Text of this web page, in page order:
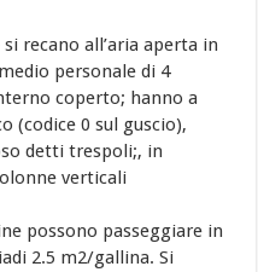
recano all’aria aperta in
personale di 4
coperto; hanno a
(codice 0 sul guscio),
detti trespoli;, in
verticali
possono passeggiare in
2.5 m2/gallina. Si